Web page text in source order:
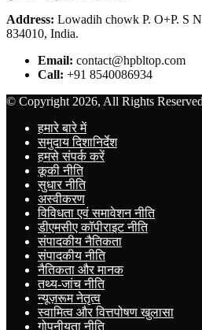
Address: Lowadih chowk P. O+P. S
834010, India.
Email: contact@hpbltop.com
Call: +91 8540086934
© Copyright 2026, All Rights
हमारे बारे में
समुदाय दिशानिर्देश
हमसे संपर्क करें
कूकी नीति
सुधार नीति
अस्वीकरण
विविधता एवं समावेशन नीति
डीएमसीए कॉपीराइट नीति
संपादकीय नैतिकता
संपादकीय नीति
नैतिकता और मानक
तथ्य-जांच नीति
न्यूज़रूम नेतृत्व
स्वामित्व और वित्तपोषण खुलासा
गोपनीयता नीति